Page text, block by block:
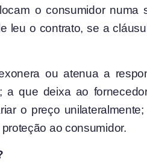
o consumidor
leu o contrato, se a
ou atenua a
que deixa ao
o preço
ao consumidor.